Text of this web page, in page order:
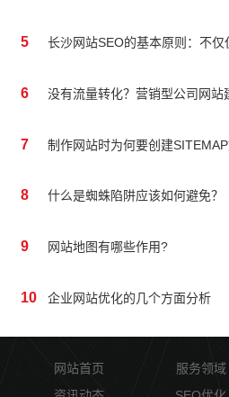
5 长沙网站SEO的基本原则：不仅
6 没有流量转化？营销型公司网站
7
8 什么是蜘蛛陷阱应该如何避免？
9 网站地图有哪些作用?
10 企业网站优化的几个方面分析
网站首页 服务领域